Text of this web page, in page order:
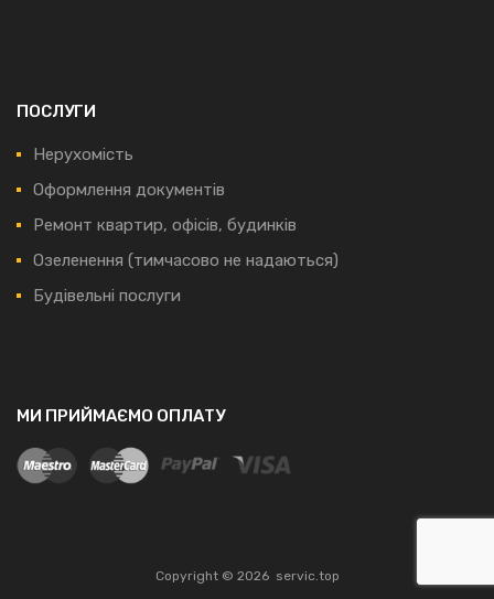
ПОСЛУГИ
Нерухомість
Оформлення документів
Ремонт квартир, офісів, будинків
Озеленення (тимчасово не надаються)
Будівельні послуги
МИ ПРИЙМАЄМО ОПЛАТУ
Copyright © 2026 servic.top